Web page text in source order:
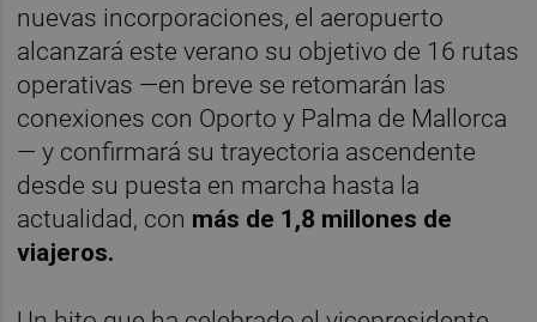
nuevas incorporaciones, el aeropuerto
alcanzará este verano su objetivo de 16 rutas
operativas —en breve se retomarán las
conexiones con Oporto y Palma de Mallorca
— y confirmará su trayectoria ascendente
desde su puesta en marcha hasta la
actualidad, con más de 1,8 millones de
viajeros.